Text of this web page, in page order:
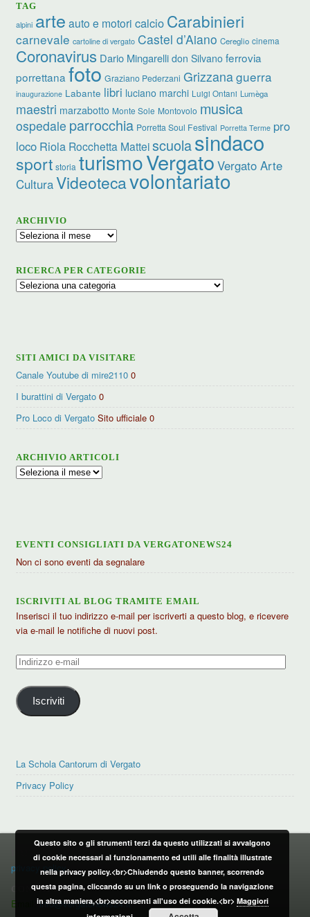
TAG
alpini arte auto e motori calcio Carabinieri
carnevale cartoline di vergato Castel d’Aiano Cereglio cinema
Coronavirus Dario Mingarelli don Silvano ferrovia
porrettana foto Graziano Pederzani Grizzanaguerra
inaugurazione Labante libri luciano marchi Luigi Ontani Lumèga
maestri marzabotto Monte Sole Montovolo musica
ospedale parrocchia Porretta Soul Festival Porretta Terme pro
loco Riola Rocchetta Matteiscuolasindaco
sport storia turismoVergato Vergato Arte
CulturaVideotecavolontariato
ARCHIVIO
Archivio
RICERCA PER CATEGORIE
Ricerca
SITI AMICI DA VISITARE
Canale Youtube di mire2110 0
I burattini di Vergato 0
Pro Loco di Vergato Sito ufficiale 0
ARCHIVIO ARTICOLI
Archivio
EVENTI CONSIGLIATI DA VERGATONEWS24
Non ci sono eventi da segnalare
ISCRIVITI AL BLOG TRAMITE EMAIL
Inserisci il tuo indirizzo e-mail per iscriverti a questo blog, e ricevere
via e-mail le notifiche di nuovi post.
Indirizzo
mail
Iscriviti
La Schola Cantorum di Vergato
Privacy Policy
PRIVACY POLICY
privacy policy
CONTATTI:
Email:info@vergatonews24.it
Questo sito o gli strumenti terzi da questo utilizzati si avvalgono
di cookie necessari al funzionamento ed utili alle finalità illustrate
nella privacy policy.<br>Chiudendo questo banner, scorrendo
questa pagina, cliccando su un link o proseguendo la navigazione
in altra maniera,<br>acconsenti all'uso dei cookie.<br> Maggiori